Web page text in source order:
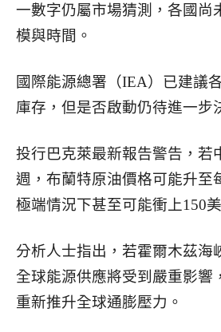
一數字仍屬市場猜測，各國尚
模與時間。
國際能源總署（IEA）已建議
庫存，但是否啟動仍待進一步
投行巴克萊最新報告警告，若
週，布蘭特原油價格可能升至
極端情況下甚至可能衝上150
分析人士指出，若霍爾木茲海
全球能源供應將受到嚴重影響
重新推升全球通膨壓力。